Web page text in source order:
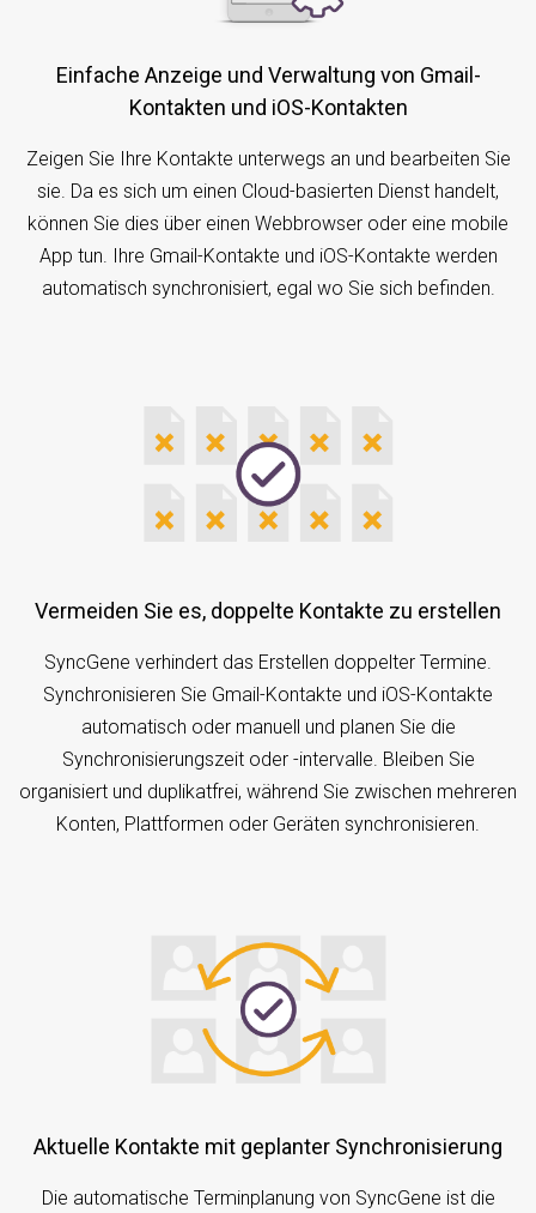
Einfache Anzeige und Verwaltung von Gmail-
Kontakten und iOS-Kontakten
Zeigen Sie Ihre Kontakte unterwegs an und bearbeiten Sie
sie. Da es sich um einen Cloud-basierten Dienst handelt,
können Sie dies über einen Webbrowser oder eine mobile
App tun. Ihre Gmail-Kontakte und iOS-Kontakte werden
automatisch synchronisiert, egal wo Sie sich befinden.
Vermeiden Sie es, doppelte Kontakte zu erstellen
SyncGene verhindert das Erstellen doppelter Termine.
Synchronisieren Sie Gmail-Kontakte und iOS-Kontakte
automatisch oder manuell und planen Sie die
Synchronisierungszeit oder -intervalle. Bleiben Sie
organisiert und duplikatfrei, während Sie zwischen mehreren
Konten, Plattformen oder Geräten synchronisieren.
Aktuelle Kontakte mit geplanter Synchronisierung
Die automatische Terminplanung von SyncGene ist die